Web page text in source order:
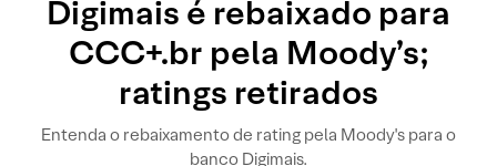
Digimais é rebaixado para
CCC+.br pela Moody’s;
ratings retirados
Entenda o rebaixamento de rating pela Moody's para o
banco Digimais.